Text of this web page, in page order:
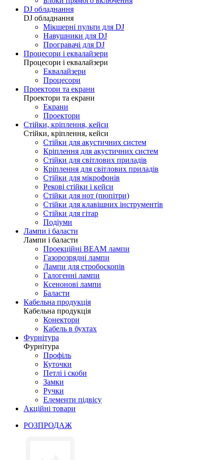
DJ обладнання
DJ обладнання
Мікшерні пульти для DJ
Навушники для DJ
Програвачі для DJ
Процесори і еквалайзери
Процесори і еквалайзери
Еквалайзери
Процесори
Проектори та екрани
Проектори та екрани
Екрани
Проектори
Стійки, кріплення, кейси
Стійки, кріплення, кейси
Стійки для акустичних систем
Кріплення для акустичних систем
Стійки для світлових приладів
Кріплення для світлових приладів
Стійки для мікрофонів
Рекові стійки і кейси
Стійки для нот (пюпітри)
Стійки для клавішних інструментів
Стійки для гітар
Подіуми
Лампи і баласти
Лампи і баласти
Проекційні BEAM лампи
Газорозрядні лампи
Лампи для стробоскопів
Галогенні лампи
Ксенонові лампи
Баласти
Кабельна продукція
Кабельна продукція
Конектори
Кабель в бухтах
Фурнітура
Фурнітура
Профіль
Куточки
Петлі і скоби
Замки
Ручки
Елементи підвісу
Акційні товари
РОЗПРОДАЖ